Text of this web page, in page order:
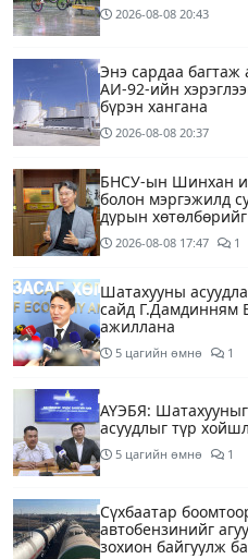
2026-08-08 20:43
Энэ сардаа багтаж
АИ-92-ийн
бүрэн хангана
2026-08-08 20:37
БНСУ-ын Шинхан
болон мэргэжилд
дурын
2026-08-08 17:47 1
Шатахууны
сайд Г.Дамдинням
ажиллана
5 цагийн өмнө 1
АҮЭБЯ: Шатахууныг
асуудлыг түр
5 цагийн өмнө 1
Сүхбаатар
автобензинийг
зохион байгуулж